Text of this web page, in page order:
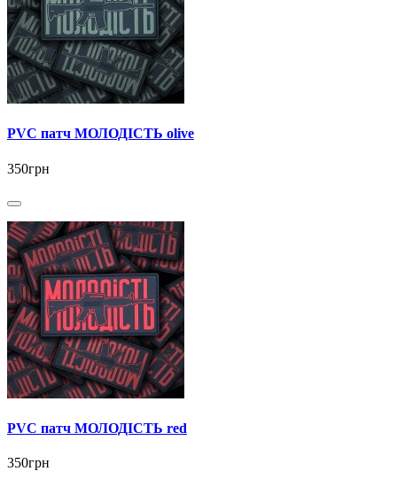
PVC патч МОЛОДІСТЬ olive
350грн
PVC патч МОЛОДІСТЬ red
350грн